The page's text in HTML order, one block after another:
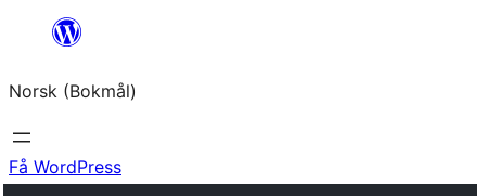
Hopp
innhold
Norsk (Bokmål)
Få WordPress